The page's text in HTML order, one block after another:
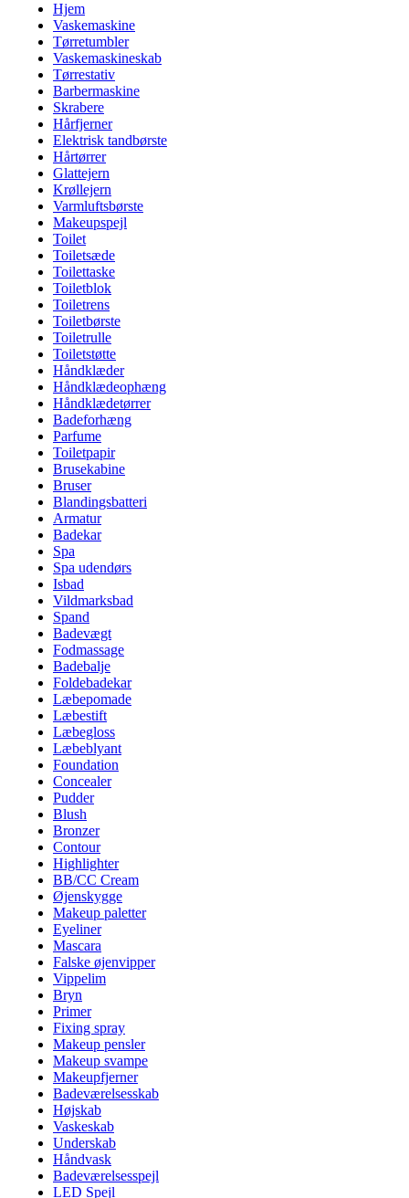
Hjem
Vaskemaskine
Tørretumbler
Vaskemaskineskab
Tørrestativ
Barbermaskine
Skrabere
Hårfjerner
Elektrisk tandbørste
Hårtørrer
Glattejern
Krøllejern
Varmluftsbørste
Makeupspejl
Toilet
Toiletsæde
Toilettaske
Toiletblok
Toiletrens
Toiletbørste
Toiletrulle
Toiletstøtte
Håndklæder
Håndklædeophæng
Håndklædetørrer
Badeforhæng
Parfume
Toiletpapir
Brusekabine
Bruser
Blandingsbatteri
Armatur
Badekar
Spa
Spa udendørs
Isbad
Vildmarksbad
Spand
Badevægt
Fodmassage
Badebalje
Foldebadekar
Læbepomade
Læbestift
Læbegloss
Læbeblyant
Foundation
Concealer
Pudder
Blush
Bronzer
Contour
Highlighter
BB/CC Cream
Øjenskygge
Makeup paletter
Eyeliner
Mascara
Falske øjenvipper
Vippelim
Bryn
Primer
Fixing spray
Makeup pensler
Makeup svampe
Makeupfjerner
Badeværelsesskab
Højskab
Vaskeskab
Underskab
Håndvask
Badeværelsesspejl
LED Spejl